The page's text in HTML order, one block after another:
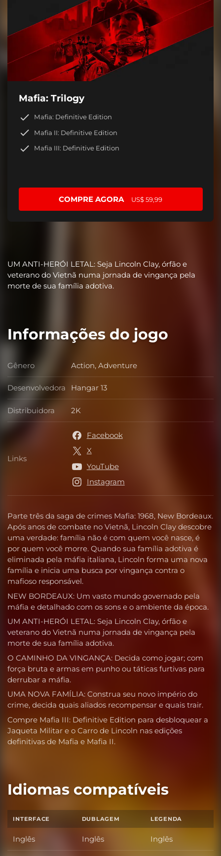
Mafia: Trilogy
Mafia: Definitive Edition
Mafia II: Definitive Edition
Mafia III: Definitive Edition
COMPRE AGORA US$ 59,99
UM ANTI-HERÓI LETAL: Seja Lincoln Clay, órfão e
veterano do Vietnã numa jornada de vingança pela
morte de sua família adotiva.
Informações do jogo
Parte três da saga de crimes Mafia: 1968, New Bordeaux.
Após anos de combate no Vietnã, Lincoln Clay descobre
uma verdade: família não é com quem você nasce, é
por quem você morre. Quando sua família adotiva é
eliminada pela máfia italiana, Lincoln forma uma nova
família e inicia uma busca por vingança contra o
mafioso responsável.
NEW BORDEAUX: Um vasto mundo governado pela
máfia e detalhado com os sons e o ambiente da época.
UM ANTI-HERÓI LETAL: Seja Lincoln Clay, órfão e
veterano do Vietnã numa jornada de vingança pela
morte de sua família adotiva.
O CAMINHO DA VINGANÇA: Decida como jogar; com
força bruta e armas em punho ou táticas furtivas para
derrubar a máfia.
UMA NOVA FAMÍLIA: Construa seu novo império do
crime, decida quais aliados recompensar e quais trair.
Compre Mafia III: Definitive Edition para desbloquear a
Jaqueta Militar e o Carro de Lincoln nas edições
definitivas de Mafia e Mafia II.
Gênero Gênero
Action, Adventure
Desenvolvedora Desenvolvedora
Hangar 13
Distribuidora Distribuidora
2K
Links Links
Facebook
X
YouTube
Instagram
Idiomas compatíveis
INTERFACE DUBLAGEM LEGENDA
Inglês Inglês Inglês